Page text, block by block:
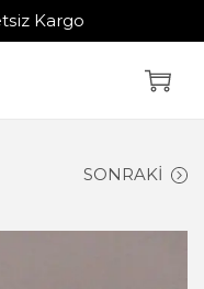
Kargo
SONRAKI